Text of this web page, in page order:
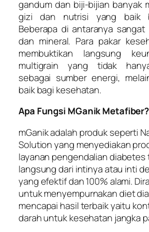
gandum dan biji-bijian banyak
gizi dan nutrisi yang baik
Beberapa di antaranya sangat
dan mineral. Para pakar
membuktikan langsung
multigrain yang tidak
sebagai sumber energi,
baik bagi kesehatan.
Apa Fungsi MGanik Metafiber?
mGanik adalah produk seperti
Solution yang menyediakan
layanan pengendalian diabetes
langsung dari intinya atau inti
yang efektif dan 100% alami.
untuk menyempurnakan diet
mencapai hasil terbaik yaitu
darah untuk kesehatan jangka